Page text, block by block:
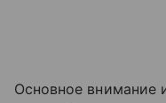
Основное внимание